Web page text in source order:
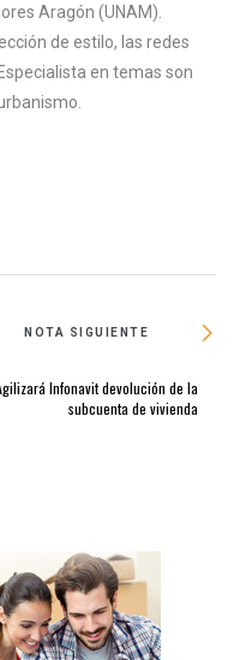
Aragón (UNAM).
de estilo, las redes
en temas son
NOTA SIGUIENTE
Infonavit devolución de la
subcuenta de vivienda